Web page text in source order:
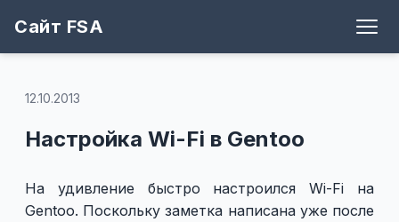
Сайт FSA
12.10.2013
Настройка Wi-Fi в Gentoo
На удивление быстро настроился Wi-Fi на
Gentoo. Поскольку заметка написана уже после